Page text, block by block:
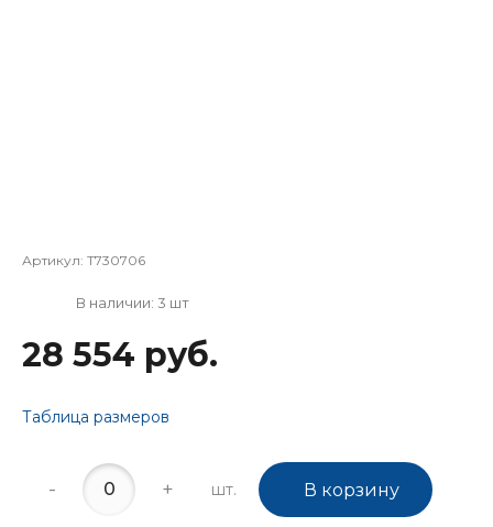
Артикул: T730706
В наличии: 3 шт
28 554 руб.
Таблица размеров
- + шт. В корзину